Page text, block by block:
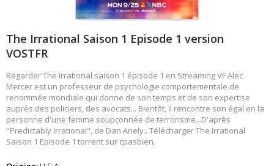
The Irrational Saison 1 Episode 1 version
VOSTFR
Regarder The Irrational saison 1 épisode 1 en Streaming VF Alec
Mercer est un professeur de psychologie comportementale de
renommée mondiale qui donne de son temps et de son expertise
auprès des policiers, des avocats... Bientôt, il rencontre son égal en la
personne d'une femme soupçonnée de terrorisme...D'après
"Predictably Irrational", de Dan Ariely.. Télécharger The Irrational
Saison 1 Episode 1 torrent sur cpasbien.